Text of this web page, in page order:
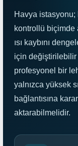
Havya istasyonu;
kontrollü biçimde
ısı kaybını
için değiştirilebilir
profesyonel bir
yalnızca yüksek
bağlantısına
aktarabilmelidir.